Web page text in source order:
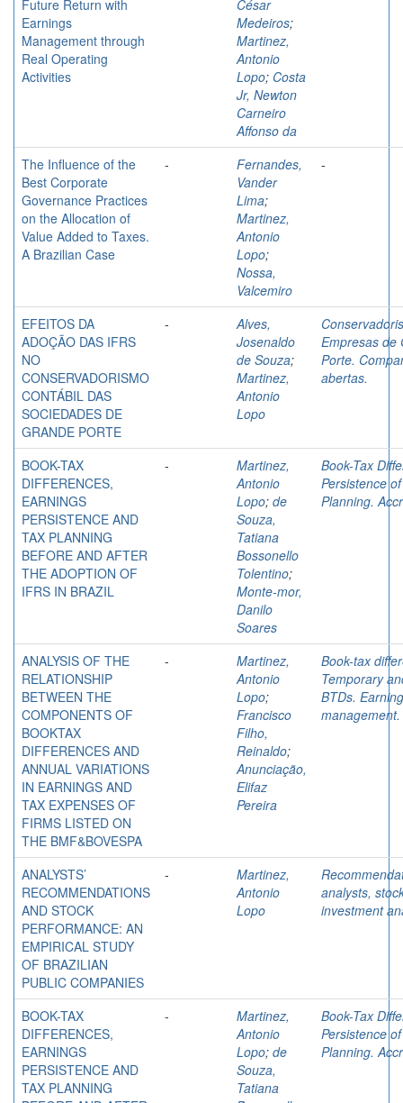
Future Return with
Earnings
Management through
Real Operating
Activities
César
Medeiros;
Martinez,
Antonio
Lopo; Costa
Jr, Newton
Carneiro
Affonso da
The Influence of the
Best Corporate
Governance Practices
on the Allocation of
Value Added to Taxes.
A Brazilian Case
-
Fernandes,
Vander
Lima;
Martinez,
Antonio
Lopo;
Nossa,
Valcemiro
-
EFEITOS DA
ADOÇÃO DAS IFRS
NO
CONSERVADORISMO
CONTÁBIL DAS
SOCIEDADES DE
GRANDE PORTE
-
Alves,
Josenaldo
de Souza;
Martinez,
Antonio
Lopo
Empresas de
Porte.
abertas.
BOOK-TAX
DIFFERENCES,
EARNINGS
PERSISTENCE AND
TAX PLANNING
BEFORE AND AFTER
THE ADOPTION OF
IFRS IN BRAZIL
-
Martinez,
Antonio
Lopo; de
Souza,
Tatiana
Bossonello
Tolentino;
Monte-mor,
Danilo
Soares
Book-Tax
Persistence
Planning.
ANALYSIS OF THE
RELATIONSHIP
BETWEEN THE
COMPONENTS OF
BOOKTAX
DIFFERENCES AND
ANNUAL VARIATIONS
IN EARNINGS AND
TAX EXPENSES OF
FIRMS LISTED ON
THE BMF&BOVESPA
-
Martinez,
Antonio
Lopo;
Francisco
Filho,
Reinaldo;
Anunciação,
Elifaz
Pereira
Book-tax
Temporary
BTDs.
management.
ANALYSTS’
RECOMMENDATIONS
AND STOCK
PERFORMANCE: AN
EMPIRICAL STUDY
OF BRAZILIAN
PUBLIC COMPANIES
-
Martinez,
Antonio
Lopo
analysts,
investment
BOOK-TAX
DIFFERENCES,
EARNINGS
PERSISTENCE AND
TAX PLANNING
-
Martinez,
Antonio
Lopo; de
Souza,
Tatiana
Book-Tax
Persistence
Planning.